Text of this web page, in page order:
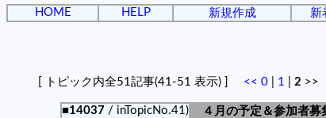
HOME HELP 新規作成 新
[ トピック内全51記事(41-51 表示) ] << 0 1 2 >>
■14037/ inTopicNo.41)
４月の予定＆参加者募